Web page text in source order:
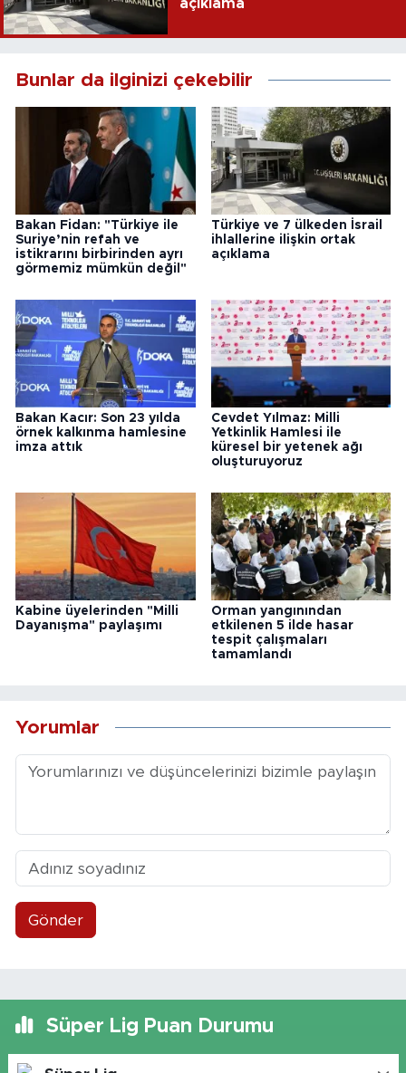
açıklama
Bunlar da ilginizi çekebilir
Bakan Fidan: "Türkiye ile
Suriye’nin refah ve
istikrarını birbirinden ayrı
görmemiz mümkün değil"
Türkiye ve 7 ülkeden İsrail
ihlallerine ilişkin ortak
açıklama
Bakan Kacır: Son 23 yılda
örnek kalkınma hamlesine
imza attık
Cevdet Yılmaz: Milli
Yetkinlik Hamlesi ile
küresel bir yetenek ağı
oluşturuyoruz
Kabine üyelerinden "Milli
Dayanışma" paylaşımı
Orman yangınından
etkilenen 5 ilde hasar
tespit çalışmaları
tamamlandı
Yorumlar
Gönder
Süper Lig Puan Durumu